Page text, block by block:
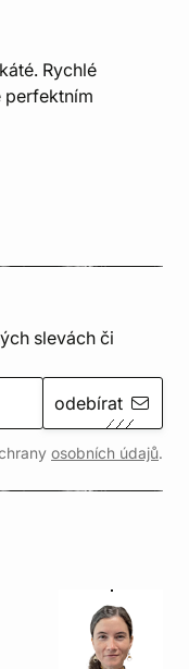
Rychlé
perfektním
slevách či
odebírat
osobních údajů.